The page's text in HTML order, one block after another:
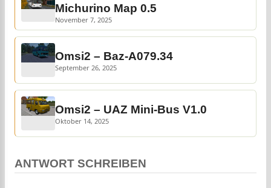
Michurino Map 0.5
November 7, 2025
Omsi2 – Baz-A079.34
September 26, 2025
Omsi2 – UAZ Mini-Bus V1.0
Oktober 14, 2025
ANTWORT SCHREIBEN